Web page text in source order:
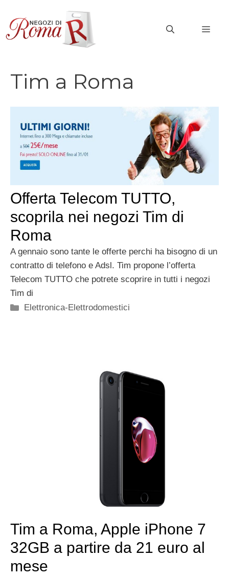
contenuto
Tim a Roma
Offerta Telecom TUTTO,
scoprila nei negozi Tim di
Roma
A gennaio sono tante le offerte perchi ha bisogno di un
contratto di telefono e Adsl. Tim propone l’offerta
Telecom TUTTO che potrete scoprire in tutti i negozi
Tim di
Categorie
Elettronica-Elettrodomestici
Tim a Roma, Apple iPhone 7
32GB a partire da 21 euro al
mese